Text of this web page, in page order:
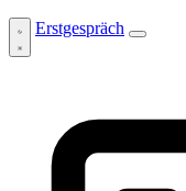
Erstgespräch